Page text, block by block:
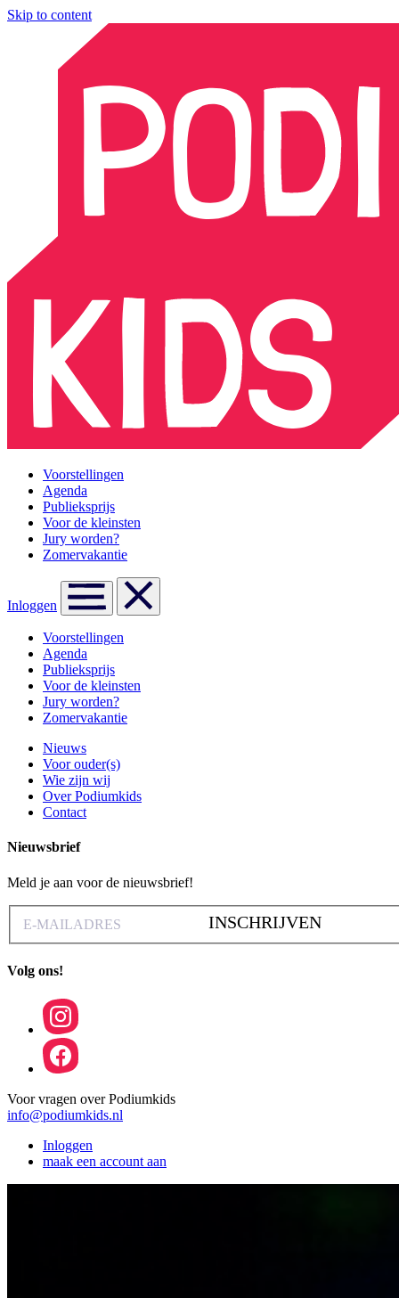
Skip to content
Voorstellingen
Agenda
Publieksprijs
Voor de kleinsten
Jury worden?
Zomervakantie
Inloggen
Voorstellingen
Agenda
Publieksprijs
Voor de kleinsten
Jury worden?
Zomervakantie
Nieuws
Voor ouder(s)
Wie zijn wij
Over Podiumkids
Contact
Nieuwsbrief
Meld je aan voor de nieuwsbrief!
INSCHRIJVEN
Volg ons!
Voor vragen over Podiumkids
info@podiumkids.nl
Inloggen
maak een account aan